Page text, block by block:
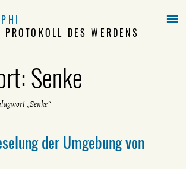
DES WERDENS
Senke
„Senke“
der Umgebung von
